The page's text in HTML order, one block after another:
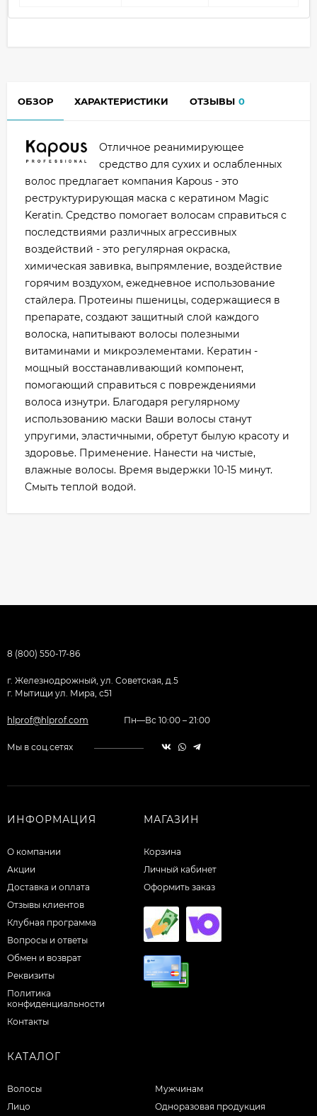
ОБЗОР ХАРАКТЕРИСТИКИ ОТЗЫВЫ 0
Отличное реанимирующее
средство для сухих и ослабленных
волос предлагает компания Kapous - это
реструктурирующая маска с кератином Magic
Keratin. Средство помогает волосам справиться с
последствиями различных агрессивных
воздействий - это регулярная окраска,
химическая завивка, выпрямление, воздействие
горячим воздухом, ежедневное использование
стайлера. Протеины пшеницы, содержащиеся в
препарате, создают защитный слой каждого
волоска, напитывают волосы полезными
витаминами и микроэлементами. Кератин -
мощный восстанавливающий компонент,
помогающий справиться с повреждениями
волоса изнутри. Благодаря регулярному
использованию маски Ваши волосы станут
упругими, эластичными, обретут былую красоту и
здоровье. Применение. Нанести на чистые,
влажные волосы. Время выдержки 10-15 минут.
Смыть теплой водой.
8 (800) 550-17-86
г. Железнодрожный, ул. Советская, д.5
г. Мытищи ул. Мира, с51
hlprof@hlprof.com Пн—Вс 10:00 – 21:00
Мы в соц.сетях
ИНФОРМАЦИЯ
О компании
Акции
Доставка и оплата
Отзывы клиентов
Клубная программа
Вопросы и ответы
Обмен и возврат
Реквизиты
Политика
конфиденциальности
Контакты
МАГАЗИН
Корзина
Личный кабинет
Оформить заказ
КАТАЛОГ
Волосы
Лицо
Мужчинам
Одноразовая продукция